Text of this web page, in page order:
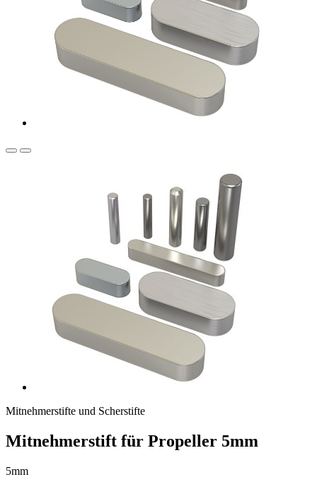
Mitnehmerstifte und Scherstifte
Mitnehmerstift für Propeller 5mm
5mm